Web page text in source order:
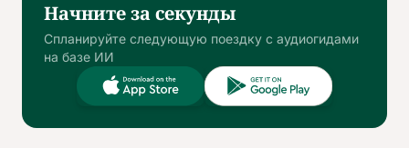
Начните за секунды
Спланируйте следующую поездку с аудиогидами
на базе ИИ